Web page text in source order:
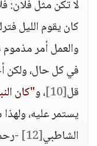
لا تكن مثل فلان:
كان يقوم الليل
والعمل أمر
في كل حال، ولكن
قل[10] ، و"كان
يستمر عليه،
الشاطبي[12]
-